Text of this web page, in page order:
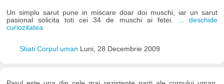
Un simplu sarut pune in miscare doar doi muschi, iar un sarut
pasional solicita toti cei 34 de muschi ai fetei. ... deschide
curiozitatea
Stiati Corpul uman Luni, 28 Decembrie 2009